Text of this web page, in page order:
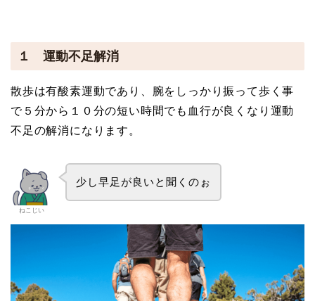
１ 運動不足解消
散歩は有酸素運動であり、腕をしっかり振って歩く事
で５分から１０分の短い時間でも血行が良くなり運動
不足の解消になります。
ねこじい
少し早足が良いと聞くのぉ